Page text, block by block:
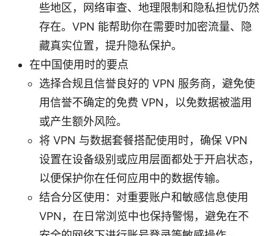
些地区，网络审查、地理限制和隐私担忧仍然
存在。VPN 能帮助你在需要时加密流量、隐
藏真实位置，提升隐私保护。
在中国使用时的要点
选择合规且信誉良好的 VPN 服务商，避免使
用信誉不确定的免费 VPN，以免数据被滥用
或产生额外风险。
将 VPN 与数据套餐搭配使用时，确保 VPN
设置在设备级别或应用层面都处于开启状态，
以便保护你在任何应用中的数据传输。
结合分区使用：对重要账户和敏感信息使用
VPN，在日常浏览中也保持警惕，避免在不